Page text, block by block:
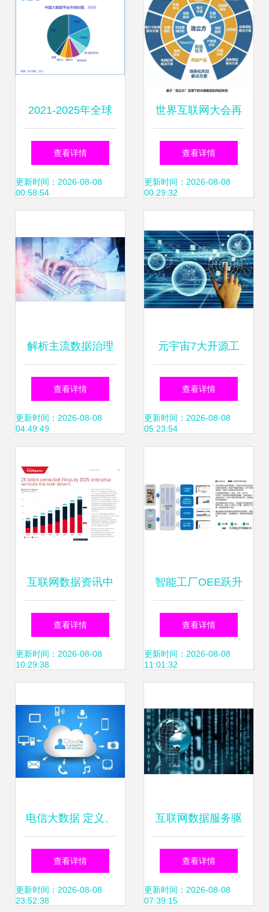
2021-2025年全球
锂电设备需求总额
超5000亿元；Q1
销售额达150亿美
元 半导体与新能源
字化
查看详情
更新时间：2026-08-08
00:58:54
世界互联网大会再
获殊荣 邦盛科技凭
实力入选三大榜
据服务新赛道
查看详情
更新时间：2026-08-08
00:29:32
解析主流数据治理
知识点 为何今年软
考新增了考查维
查看详情
更新时间：2026-08-08
04:49:49
元宇宙7大开源工
具与框架 互联网数
据服务赋能开发，
查看详情
更新时间：2026-08-08
05:23:54
互联网数据资讯中
心199it 专业、开
放、前沿的互联网
查看详情
更新时间：2026-08-08
10:29:38
智能工厂OEE跃升
之路 从83%到92%
的互联网数据服务
查看详情
更新时间：2026-08-08
11:01:32
电信大数据 定义、
应用与未来趋势解
析
查看详情
更新时间：2026-08-08
23:52:38
互联网数据服务驱
动乌镇经济开启新
模式
查看详情
更新时间：2026-08-08
07:39:15